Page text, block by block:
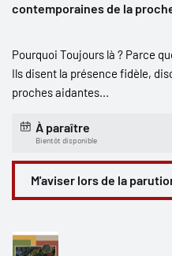
contemporaines de la
Pourquoi Toujours là ? Parce
Ils disent la présence fidèle,
proches aidantes...
À paraître
Bientôt disponible
M'aviser lors de la